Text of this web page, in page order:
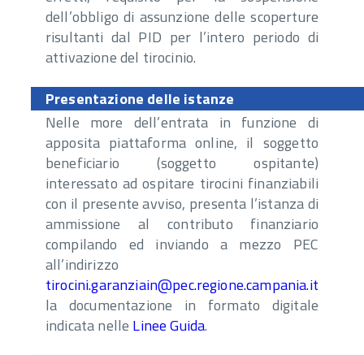
dell’obbligo di assunzione delle scoperture
risultanti dal PID per l’intero periodo di
attivazione del tirocinio.
Presentazione delle istanze
Nelle more dell’entrata in funzione di
apposita piattaforma online, il soggetto
beneficiario (soggetto ospitante)
interessato ad ospitare tirocini finanziabili
con il presente avviso, presenta l’istanza di
ammissione al contributo finanziario
compilando ed inviando a mezzo PEC
all’indirizzo
tirocini.garanziain@pec.regione.campania.it
la documentazione in formato digitale
indicata nelle Linee Guida.